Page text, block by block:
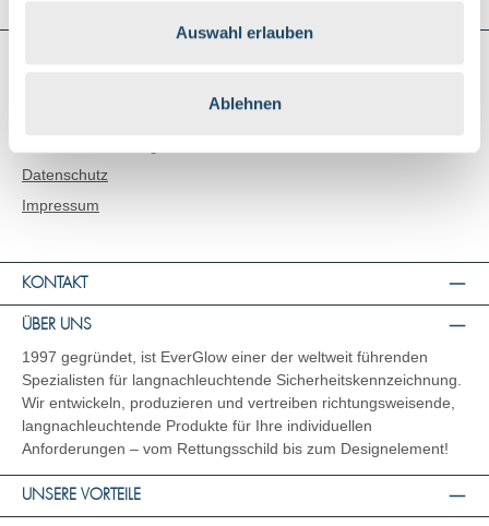
Auswahl erlauben
Ablehnen
Datenschutz
Impressum
KONTAKT
ÜBER UNS
1997 gegründet, ist EverGlow einer der weltweit führenden
Spezialisten für langnachleuchtende Sicherheitskennzeichnung.
Wir entwickeln, produzieren und vertreiben richtungsweisende,
langnachleuchtende Produkte für Ihre individuellen
Anforderungen – vom Rettungsschild bis zum Designelement!
UNSERE VORTEILE